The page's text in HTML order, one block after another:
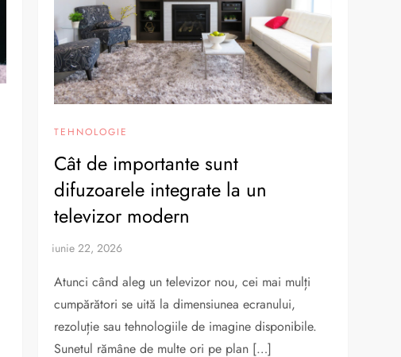
TEHNOLOGIE
Cât de importante sunt
difuzoarele integrate la un
televizor modern
Atunci când aleg un televizor nou, cei mai mulți
cumpărători se uită la dimensiunea ecranului,
rezoluție sau tehnologiile de imagine disponibile.
Sunetul rămâne de multe ori pe plan […]